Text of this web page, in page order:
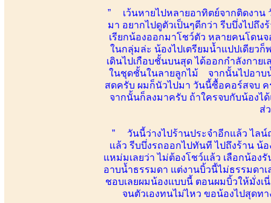
” เว้นหายไปหลายอาทิตย์จากติดงาน
มา อยากไปดูตัวเป็นๆดีกว่า รีบบึ่งไปถึ
เรียกน้องออกมาโชว์ตัว หลายคนโดน
ในกลุ่มล่ะ น้องไปเตรียมน้ำแปปเดียว
เดินไปเกือบชั้นบนสุด ได้ออกกำลังกา
ในชุดชั้นในลายลูกไม้ จากนั้นไปอาบ
สดครับ ผมก็นัวไปมา วันนี้ซื้อคอร์สจบ
จากนั้นก็ลงมาครับ ถ้าใครจบกับน้อง
ส่
” วันนี้ว่างไปร้านประจำอีกแล้ว ไลน์
เเล้ว รีบบึ่งรถออกไปทันที ไปถึงร้าน
แหม่มเลยว่า ไม่ต้องโชว์แล้ว เลือกน้อ
อาบน้ำธรรมดา แต่งานบิ้วนี้ไม่ธรรมดา
ชอบเลยผมน้องแบบนี้ ตอนผมบิ้วให้มั่งเ
จนตัวเองทนไม่ไหว ขอน้องไปสุดท